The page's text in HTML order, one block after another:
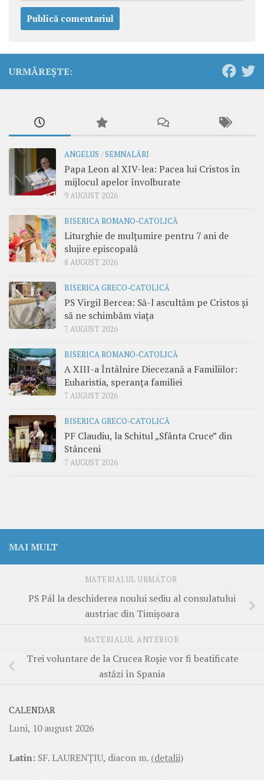
URMĂREȘTE:
ANGELUS /SEMNALĂRI
Papa Leon al XIV-lea: Pacea lui Cristos în
mijlocul apelor învolburate
9 AUGUST 2026
BISERICA ROMANO-CATOLICĂ
Liturghie de mulțumire pentru 7 ani de
slujire episcopală
8 AUGUST 2026
BISERICA GRECO-CATOLICĂ
PS Virgil Bercea: Să-l ascultăm pe Cristos și
să ne schimbăm viața
7 AUGUST 2026
BISERICA ROMANO-CATOLICĂ
A XIII-a Întâlnire Diecezană a Familiilor:
Euharistia, speranța familiei
7 AUGUST 2026
BISERICA GRECO-CATOLICĂ
PF Claudiu, la Schitul „Sfânta Cruce” din
Stânceni
7 AUGUST 2026
MAI MULT
MATERIALUL URMĂTOR
PS Pál la deschiderea noului sediu al consulatului
austriac din Timișoara
MATERIALUL ANTERIOR
Trei voluntare de la Crucea Roșie vor fi beatificate
astăzi în Spania
CALENDAR
Luni, 10 august 2026
Latin: SF. LAURENŢIU, diacon m. (detalii)